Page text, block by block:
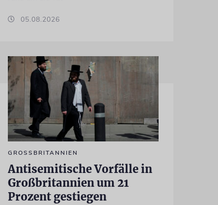
05.08.2026
GROSSBRITANNIEN
Antisemitische Vorfälle in
Großbritannien um 21
Prozent gestiegen